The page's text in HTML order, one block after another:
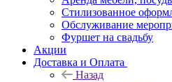
Стилизованное
Обслуживание
Фуршет на свадьбу
Акции
Доставка и Оплата
Назад